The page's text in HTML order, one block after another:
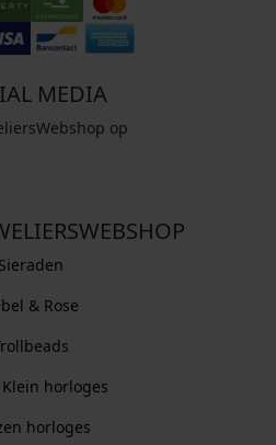
MEDIA
op
Sieraden
& Rose
horloges
horloges